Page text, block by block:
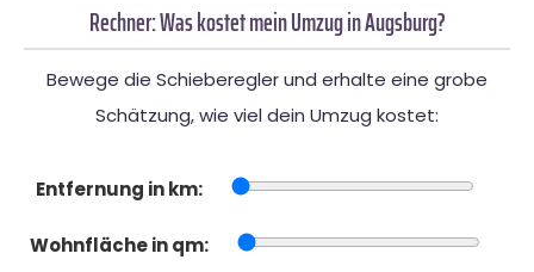
Rechner: Was kostet mein Umzug in Augsburg?
Bewege die Schieberegler und erhalte eine grobe
Schätzung, wie viel dein Umzug kostet:
Entfernung in km:
Wohnfläche in qm: